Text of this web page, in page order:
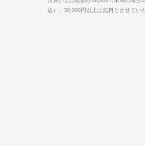
込）、30,000円以上は無料とさせてい